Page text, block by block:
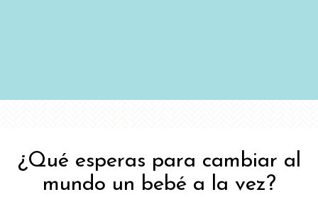
¿Qué esperas para cambiar al
mundo un bebé a la vez?